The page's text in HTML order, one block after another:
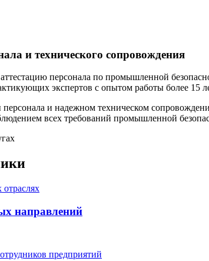
и технического сопровождения
персонала по промышленной
экспертов с опытом работы более 15
и надежном техническом
всех требований промышленной
направлений